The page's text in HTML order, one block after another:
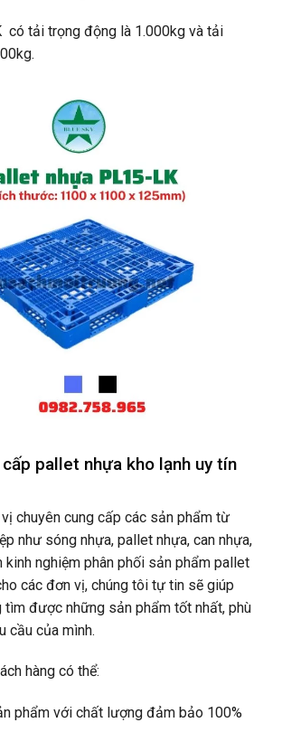
có tải trọng động là 1.000kg và tải
pallet nhựa kho lạnh uy tín
chuyên cung cấp các sản phẩm từ
như sóng nhựa, pallet nhựa, can nhựa,
kinh nghiệm phân phối sản phẩm pallet
các đơn vị, chúng tôi tự tin sẽ giúp
tìm được những sản phẩm tốt nhất, phù
cầu của mình.
hàng có thể:
phẩm với chất lượng đảm bảo 100%